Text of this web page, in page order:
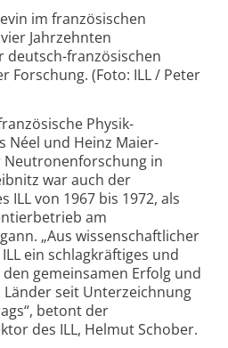
im französischen
Jahrzehnten
deutsch-französischen
Forschung. (Foto: ILL / Peter
Physik-
Néel und Heinz Maier-
Neutronenforschung in
war auch der
von 1967 bis 1972, als
am
„Aus wissenschaftlicher
ein schlagkräftiges und
gemeinsamen Erfolg und
seit Unterzeichnung
betont der
des ILL, Helmut Schober.